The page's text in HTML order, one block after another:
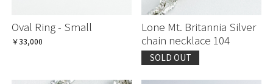
Oval Ring - Small
￥33,000
Lone Mt. Britannia Silver
chain necklace 104
SOLD OUT